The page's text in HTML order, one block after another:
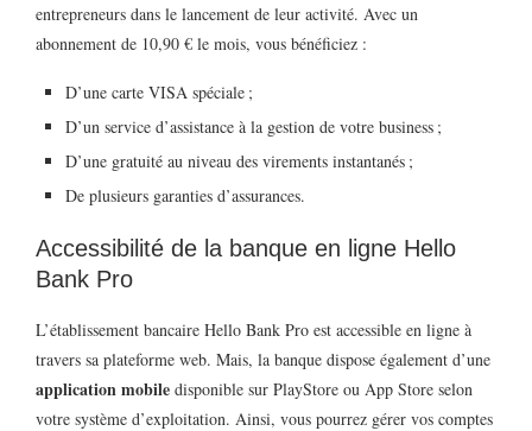
entrepreneurs dans le lancement de leur activité. Avec un
abonnement de 10,90 € le mois, vous bénéficiez :
D’une carte VISA spéciale ;
D’un service d’assistance à la gestion de votre business ;
D’une gratuité au niveau des virements instantanés ;
De plusieurs garanties d’assurances.
Accessibilité de la banque en ligne Hello
Bank Pro
L’établissement bancaire Hello Bank Pro est accessible en ligne à
travers sa plateforme web. Mais, la banque dispose également d’une
application mobile disponible sur PlayStore ou App Store selon
votre système d’exploitation. Ainsi, vous pourrez gérer vos comptes